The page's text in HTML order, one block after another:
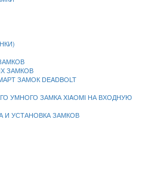
ЗАМКОВ
ЗАМОК DEADBOLT
УМНОГО ЗАМКА XIAOMI НА ВХОДНУЮ
И УСТАНОВКА ЗАМКОВ